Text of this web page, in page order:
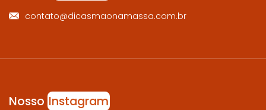
contato@dicasmaonamassa.com.br
Nosso Instagram